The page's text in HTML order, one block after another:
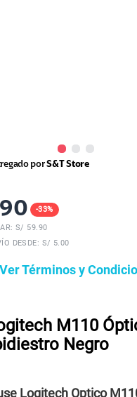
porS&T Store
-33%
S/ 59.90
DESDE: S/ 5.00
Ver Términos y
M110
Negro
Logitech Optico